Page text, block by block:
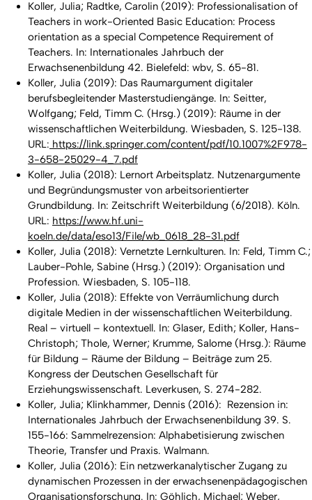
Koller, Julia; Radtke, Carolin (2019): Professionalisation of
Teachers in work-Oriented Basic Education: Process
orientation as a special Competence Requirement of
Teachers. In: Internationales Jahrbuch der
Erwachsenenbildung 42. Bielefeld: wbv, S. 65-81.
Koller, Julia (2019): Das Raumargument digitaler
berufsbegleitender Masterstudiengänge. In: Seitter,
Wolfgang; Feld, Timm C. (Hrsg.) (2019): Räume in der
wissenschaftlichen Weiterbildung. Wiesbaden, S. 125-138.
URL: https://link.springer.com/content/pdf/10.1007%2F978-
3-658-25029-4_7.pdf
Koller, Julia (2018): Lernort Arbeitsplatz. Nutzenargumente
und Begründungsmuster von arbeitsorientierter
Grundbildung. In: Zeitschrift Weiterbildung (6/2018). Köln.
URL: https://www.hf.uni-
koeln.de/data/eso13/File/wb_0618_28-31.pdf
Koller, Julia (2018): Vernetzte Lernkulturen. In: Feld, Timm C.;
Lauber-Pohle, Sabine (Hrsg.) (2019): Organisation und
Profession. Wiesbaden, S. 105-118.
Koller, Julia (2018): Effekte von Verräumlichung durch
digitale Medien in der wissenschaftlichen Weiterbildung.
Real – virtuell – kontextuell. In: Glaser, Edith; Koller, Hans-
Christoph; Thole, Werner; Krumme, Salome (Hrsg.): Räume
für Bildung – Räume der Bildung – Beiträge zum 25.
Kongress der Deutschen Gesellschaft für
Erziehungswissenschaft. Leverkusen, S. 274-282.
Koller, Julia; Klinkhammer, Dennis (2016): Rezension in:
Internationales Jahrbuch der Erwachsenenbildung 39. S.
155-166: Sammelrezension: Alphabetisierung zwischen
Theorie, Transfer und Praxis. Walmann.
Koller, Julia (2016): Ein netzwerkanalytischer Zugang zu
dynamischen Prozessen in der erwachsenenpädagogischen
Organisationsforschung. In: Göhlich, Michael; Weber,